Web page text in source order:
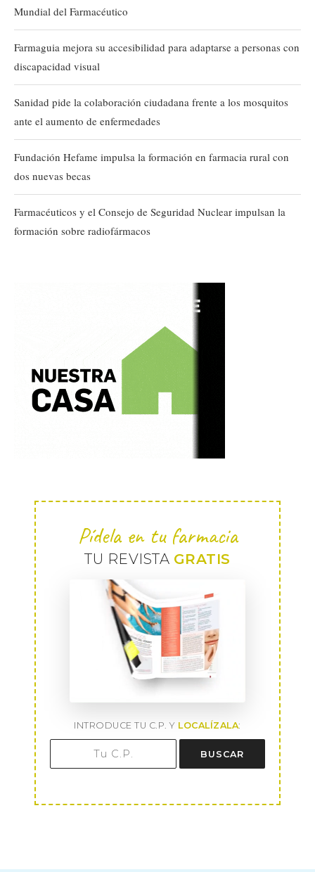
Mundial del Farmacéutico
Farmaguia mejora su accesibilidad para adaptarse a personas con
discapacidad visual
Sanidad pide la colaboración ciudadana frente a los mosquitos
ante el aumento de enfermedades
Fundación Hefame impulsa la formación en farmacia rural con
dos nuevas becas
Farmacéuticos y el Consejo de Seguridad Nuclear impulsan la
formación sobre radiofármacos
Pídela en tu farmacia
TU REVISTA GRATIS
INTRODUCE TU C.P. Y LOCALÍZALA:
BUSCAR